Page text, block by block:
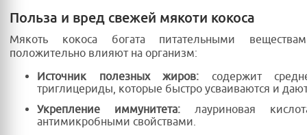
Польза и вред свежей мякоти кокоса
Мякоть кокоса богата питательными
положительно влияют на организм:
Источник полезных жиров: содержит
триглицериды, которые быстро усваиваются и
Укрепление иммунитета: лауриновая
антимикробными свойствами.